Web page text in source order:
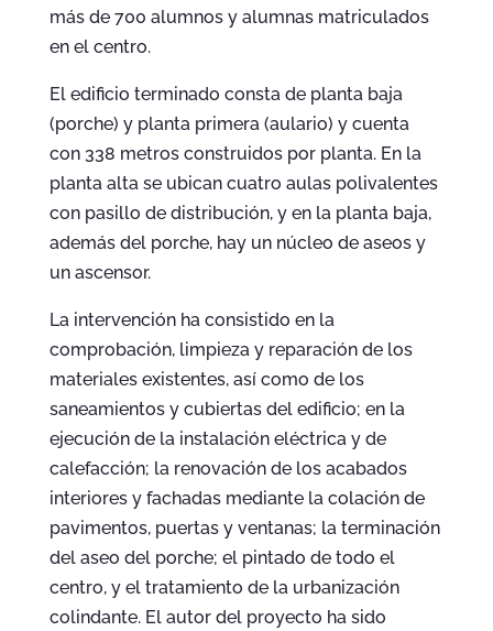
más de 700 alumnos y alumnas matriculados
en el centro.
El edificio terminado consta de planta baja
(porche) y planta primera (aulario) y cuenta
con 338 metros construidos por planta. En la
planta alta se ubican cuatro aulas polivalentes
con pasillo de distribución, y en la planta baja,
además del porche, hay un núcleo de aseos y
un ascensor.
La intervención ha consistido en la
comprobación, limpieza y reparación de los
materiales existentes, así como de los
saneamientos y cubiertas del edificio; en la
ejecución de la instalación eléctrica y de
calefacción; la renovación de los acabados
interiores y fachadas mediante la colación de
pavimentos, puertas y ventanas; la terminación
del aseo del porche; el pintado de todo el
centro, y el tratamiento de la urbanización
colindante. El autor del proyecto ha sido